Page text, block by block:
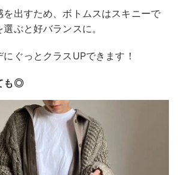
を出すため、ボトムスはスキニーで
ぶと好バランスに。
ぐっとクラスUPできます！
も◎